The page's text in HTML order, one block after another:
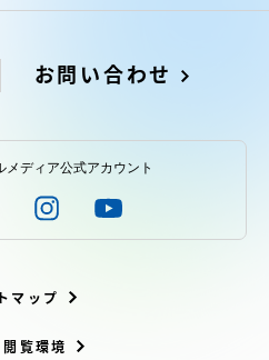
お問い合わせ
メディア公式アカウント
マップ
覧環境